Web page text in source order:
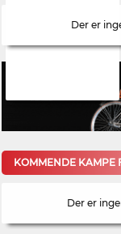
Der er
KOMMENDE KAMPE
Der er